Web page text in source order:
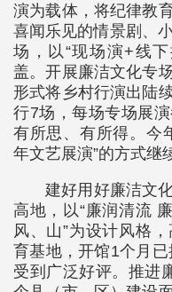
演为载体，将纪律教
喜闻乐见的情景剧、
场，以“现场演+线
盖。开展廉洁文化专
形式将乡村行演出陆
行7场，每场专场展
有所思、有所得。今
年文艺展演”的方式继
建好用好廉洁文
高地，以“廉润清流
风、山”为设计风格
育基地，开馆1个月已
受到广泛好评。推进